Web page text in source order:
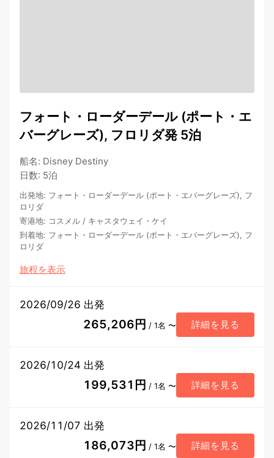
フォート・ローダーデール (ポート・エ
バーグレーズ), フロリダ発 5泊
船名: Disney Destiny
日数: 5泊
出発地: フォート・ローダーデール (ポート・エバーグレーズ), フ
ロリダ
寄港地: コスメル / キャスタウェイ・ケイ
到着地: フォート・ローダーデール (ポート・エバーグレーズ), フ
ロリダ
旅程を表示
2026/09/26 出発
265,206円 / 1名 〜 詳細を見る
2026/10/24 出発
199,531円 / 1名 〜 詳細を見る
2026/11/07 出発
186,073円 / 1名 〜 詳細を見る